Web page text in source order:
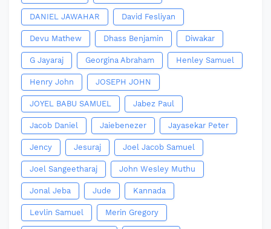
DANIEL JAWAHAR David Fesliyan
Devu Mathew Dhass Benjamin Diwakar
G Jayaraj Georgina Abraham Henley Samuel
Henry John JOSEPH JOHN
JOYEL BABU SAMUEL Jabez Paul
Jacob Daniel Jaiebenezer Jayasekar Peter
Jency Jesuraj Joel Jacob Samuel
Joel Sangeetharaj John Wesley Muthu
Jonal Jeba Jude Kannada
Levlin Samuel Merin Gregory